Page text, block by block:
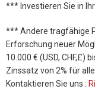
*** Investieren Sie in
*** Andere tragfähige
Erforschung neuer
10.000 € (USD, CHF,£)
Zinssatz von 2% für
Kontaktieren Sie uns :